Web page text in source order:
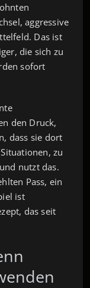
aggressive
Das ist
die sich zu
sofort
den Druck,
dass sie dort
zu
nutzt das.
Pass, ein
ist
das seit